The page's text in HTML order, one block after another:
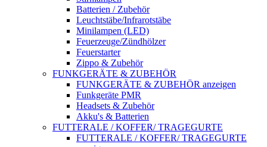
Batterien / Zubehör
Leuchtstäbe/Infrarotstäbe
Minilampen (LED)
Feuerzeuge/Zündhölzer
Feuerstarter
Zippo & Zubehör
FUNKGERÄTE & ZUBEHÖR
FUNKGERÄTE & ZUBEHÖR anzeigen
Funkgeräte PMR
Headsets & Zubehör
Akku's & Batterien
FUTTERALE / KOFFER/ TRAGEGURTE
FUTTERALE / KOFFER/ TRAGEGURTE